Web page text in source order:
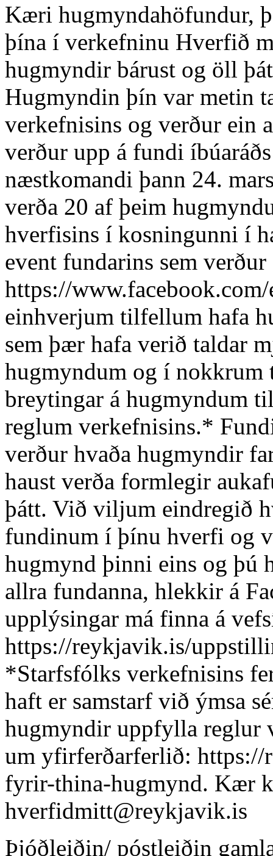
Kæri hugmyndahöfundur,
þína í verkefninu Hverfið
hugmyndir bárust og öll
Hugmyndin þín var metin
verkefnisins og verður ein
verður upp á fundi
næstkomandi þann 24.
verða 20 af þeim
hverfisins í kosningunni í
event fundarins sem
https://
einhverjum tilfellum hafa
sem þær hafa verið taldar
hugmyndum og í
breytingar á hugmyndum
reglum verkefnisins.*
verður hvaða hugmyndir
haust verða formlegir
þátt. Við viljum eindregið
fundinum í þínu hverfi og
hugmynd þinni eins og
allra fundanna, hlekkir á
upplýsingar má finna á
https://reykjavik.is/
*Starfsfólks verkefnisins
haft er samstarf við ýmsa
hugmyndir uppfylla reglur
um yfirferðarferlið:
fyrir-thina-hugmynd. Kær
hverfidmitt@reykjavik.is
Þjóðleiðin/ póstleiðin